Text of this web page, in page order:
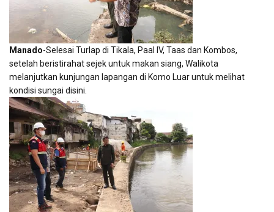
Manado-Selesai Turlap di Tikala, Paal IV, Taas dan Kombos,
setelah beristirahat sejek untuk makan siang, Walikota
melanjutkan kunjungan lapangan di Komo Luar untuk melihat
kondisi sungai disini.